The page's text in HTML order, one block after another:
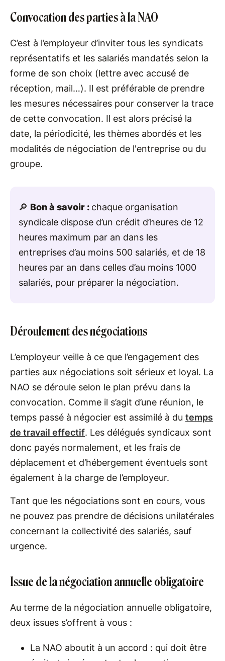
Convocation des parties à la NAO
C’est à l’employeur d’inviter tous les syndicats
représentatifs et les salariés mandatés selon la
forme de son choix (lettre avec accusé de
réception, mail…). Il est préférable de prendre
les mesures nécessaires pour conserver la trace
de cette convocation. Il est alors précisé la
date, la périodicité, les thèmes abordés et les
modalités de négociation de l'entreprise ou du
groupe.
🔎 Bon à savoir : chaque organisation
syndicale dispose d’un crédit d’heures de 12
heures maximum par an dans les
entreprises d’au moins 500 salariés, et de 18
heures par an dans celles d’au moins 1000
salariés, pour préparer la négociation.
Déroulement des négociations
L’employeur veille à ce que l’engagement des
parties aux négociations soit sérieux et loyal. La
NAO se déroule selon le plan prévu dans la
convocation. Comme il s’agit d’une réunion, le
temps passé à négocier est assimilé à du temps
de travail effectif. Les délégués syndicaux sont
donc payés normalement, et les frais de
déplacement et d’hébergement éventuels sont
également à la charge de l’employeur.
Tant que les négociations sont en cours, vous
ne pouvez pas prendre de décisions unilatérales
concernant la collectivité des salariés, sauf
urgence.
Issue de la négociation annuelle obligatoire
Au terme de la négociation annuelle obligatoire,
deux issues s’offrent à vous :
La NAO aboutit à un accord : qui doit être